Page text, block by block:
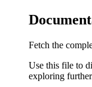
Fetch the
Use this file to
exploring